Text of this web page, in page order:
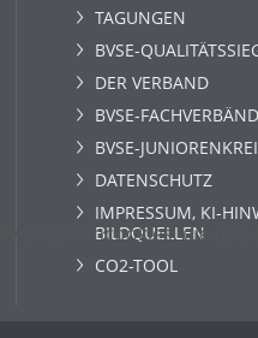
TAGUNGEN
BVSE-
DER VERBAND
BVSE-
BVSE-
DATENSCHUTZ
IMPRESSUM, KI-
BILDQUELLEN
CO2-TOOL
Sessioncookies, die